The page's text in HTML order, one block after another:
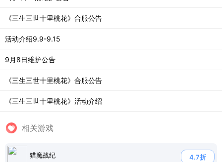
《三生三世十里桃花》合服公告
活动介绍9.9-9.15
9月8日维护公告
《三生三世十里桃花》合服公告
《三生三世十里桃花》活动介绍
相关游戏
猎魔战纪 4.7折